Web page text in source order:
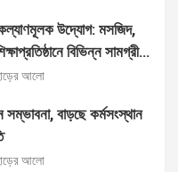
উদ্যোগ: মসজিদ,
বিভিন্ন সামগ্রী
আলো
সম্ভাবনা, বাড়ছে কর্মসংস্থান
আলো